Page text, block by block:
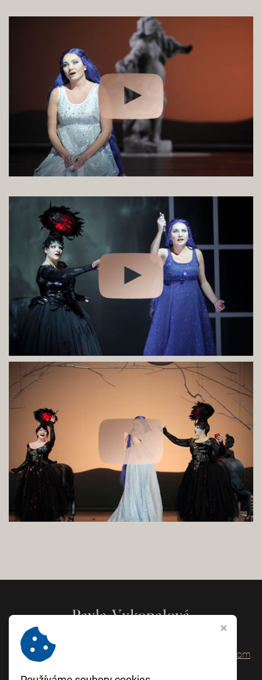
Můžete mě kontaktovat přes e-mail pavla@vykopalova.com.